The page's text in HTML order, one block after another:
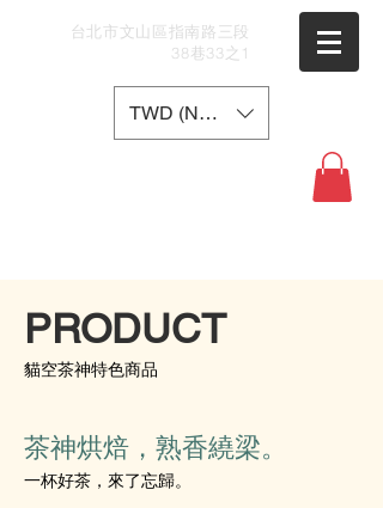
​台北市文山區指南路三段
38巷33之1
TWD (NT$)
PRODUCT
貓空茶神特色商品
茶神烘焙，熟香繞梁。
一杯好茶，來了忘歸。